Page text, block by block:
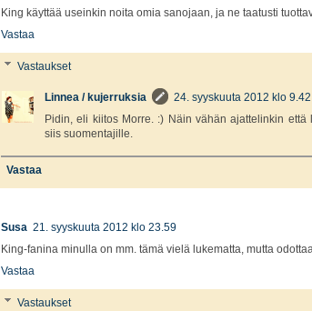
King käyttää useinkin noita omia sanojaan, ja ne taatusti
Vastaa
Vastaukset
Linnea / kujerruksia
24. syyskuuta 2012 klo 9.42
Pidin, eli kiitos Morre. :) Näin vähän ajattelinkin
siis suomentajille.
Vastaa
Susa 21. syyskuuta 2012 klo 23.59
King-fanina minulla on mm. tämä vielä lukematta, mutta
Vastaa
Vastaukset